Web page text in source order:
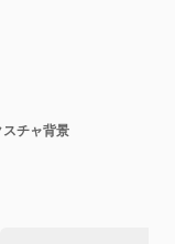
チャ背景